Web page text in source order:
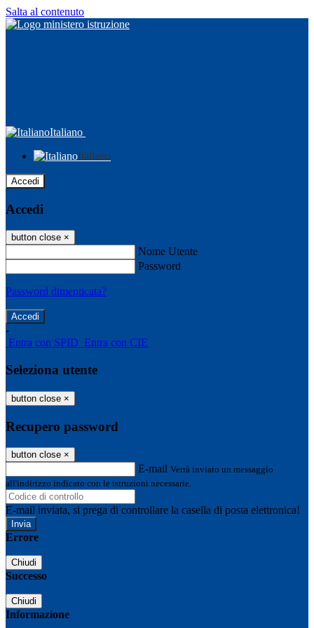
Salta al contenuto
Italiano
Italiano
Accedi
Accedi
button close ×
Nome Utente
Password
Password dimenticata?
-
Entra con SPID Entra con CIE
Seleziona utente
button close ×
Recupero password
button close ×
E-mail Verrà inviato un messaggio
all'indirizzo indicato con le istruzioni necessarie.
E-mail inviata, si prega di controllare la casella di posta elettronica!
Errore
Chiudi
Successo
Chiudi
Informazione